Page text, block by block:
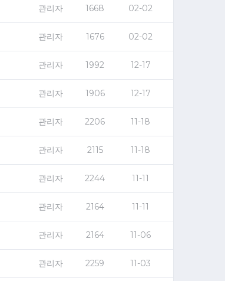
관리자 1668 02-02
관리자 1676 02-02
관리자 1992 12-17
관리자 1906 12-17
관리자 2206 11-18
관리자 2115 11-18
관리자 2244 11-11
관리자 2164 11-11
관리자 2164 11-06
관리자 2259 11-03